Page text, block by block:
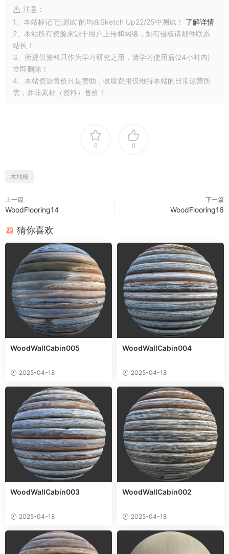
注意：
1、本站标记“已测试”的均在Sketch Up22/25中测试！ 了解详情
2、本站所有资源来源于用户上传和网络，如有侵权请邮件联系
站长！
3、所提供资料只作为学习研究之用，请学习使用后(24小时内)
立即删除！
4、本站资源售价只是赞助，收取费用仅维持本站的日常运营所
需，并非素材（资料）售价！
0 0
木地板
上一篇
WoodFlooring14
下一篇
WoodFlooring16
猜你喜欢
WoodWallCabin005
2025-04-18
WoodWallCabin004
2025-04-18
WoodWallCabin003
2025-04-18
WoodWallCabin002
2025-04-18